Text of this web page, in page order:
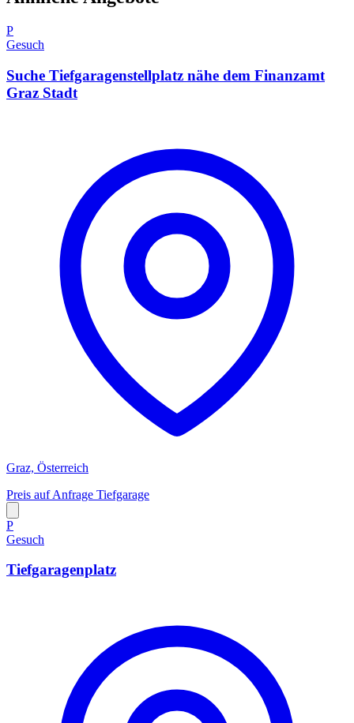
P
Gesuch
Suche Tiefgaragenstellplatz nähe dem Finanzamt
Graz Stadt
Graz, Österreich
Preis auf Anfrage Tiefgarage
P
Gesuch
Tiefgaragenplatz